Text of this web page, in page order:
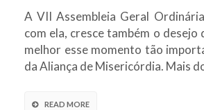
A VII Assembleia Geral
com ela, cresce também o desejo
melhor esse momento tão
da Aliança de Misericórdia. Mais
READ MORE